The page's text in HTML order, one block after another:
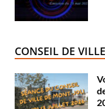
CONSEIL DE VILLE